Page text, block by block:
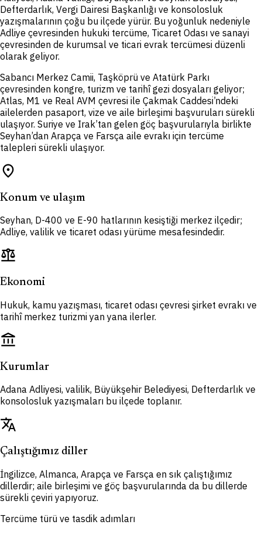
Defterdarlık, Vergi Dairesi Başkanlığı ve konsolosluk
yazışmalarının çoğu bu ilçede yürür. Bu yoğunluk nedeniyle
Adliye çevresinden hukuki tercüme, Ticaret Odası ve sanayi
çevresinden de kurumsal ve ticari evrak tercümesi düzenli
olarak geliyor.
Sabancı Merkez Camii, Taşköprü ve Atatürk Parkı
çevresinden kongre, turizm ve tarihî gezi dosyaları geliyor;
Atlas, M1 ve Real AVM çevresi ile Çakmak Caddesi’ndeki
ailelerden pasaport, vize ve aile birleşimi başvuruları sürekli
ulaşıyor. Suriye ve Irak’tan gelen göç başvurularıyla birlikte
Seyhan’dan Arapça ve Farsça aile evrakı için tercüme
talepleri sürekli ulaşıyor.
place
Konum ve ulaşım
Seyhan, D-400 ve E-90 hatlarının kesiştiği merkez ilçedir;
Adliye, valilik ve ticaret odası yürüme mesafesindedir.
balance
Ekonomi
Hukuk, kamu yazışması, ticaret odası çevresi şirket evrakı ve
tarihî merkez turizmi yan yana ilerler.
account_balance
Kurumlar
Adana Adliyesi, valilik, Büyükşehir Belediyesi, Defterdarlık ve
konsolosluk yazışmaları bu ilçede toplanır.
translate
Çalıştığımız diller
İngilizce, Almanca, Arapça ve Farsça en sık çalıştığımız
dillerdir; aile birleşimi ve göç başvurularında da bu dillerde
sürekli çeviri yapıyoruz.
Tercüme türü ve tasdik adımları